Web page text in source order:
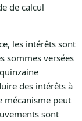
de calcul
les intérêts sont
sommes versées
des intérêts à
mécanisme peut
sont